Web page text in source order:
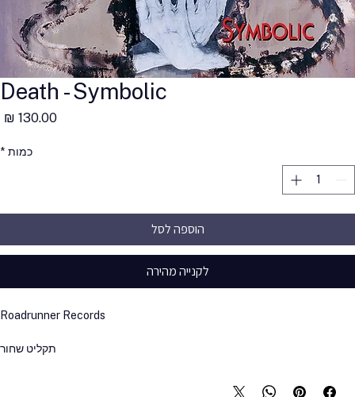
Death - Symbolic
כמות *
הוספה לסל
לקנייה מהירה
Roadrunner Records
תקליט שחור